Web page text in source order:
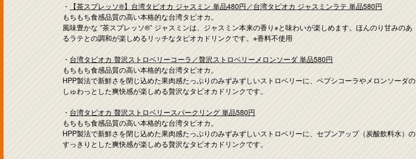
・【茶スプレッソ®】台湾タピオカ ジャスミン 単品480円／台湾タピオカ ジャスミンラテ 単品580円
もちもち食感品質の高い本格的な台湾タピオカ。
風味豊かな ”茶スプレッソ®” ジャスミンは、ジャスミン本来の香り※と味わいが楽しめます。ほんのり甘みのあ
るラテとの調和が楽しめるリッチなタピオカドリンクです。※香料不使用
・台湾タピオカ 贅沢ストロベリーコーラ／贅沢ストロベリーメロンソーダ 単品580円
もちもち食感品質の高い本格的な台湾タピオカ。
HPP製法で新鮮さを閉じ込めた果肉感たっぷりのみずみずしいストロベリーに、ペプシコーラやメロンソーダの
しゅわっとした爽快感が楽しめる贅沢なタピオカドリンクです。
・台湾タピオカ 贅沢ストロベリースパークリング 単品580円
もちもち食感品質の高い本格的な台湾タピオカ。
HPP製法で新鮮さを閉じ込めた果肉感たっぷりのみずみずしいストロベリーに、セブンアップ（炭酸飲料水）の
すっきりとした爽快感が楽しめる贅沢なタピオカドリンクです。